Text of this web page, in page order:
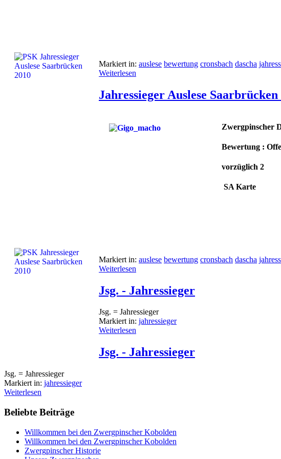
Markiert in: auslese bewertung cronsbach dascha
Weiterlesen
Jahressieger Auslese Saarbrücken
Zwergpinscher
Bewertung :
vorzüglich 2
SA Karte
Markiert in: auslese bewertung cronsbach dascha
Weiterlesen
Jsg. - Jahressieger
Jsg. = Jahressieger
Markiert in: jahressieger
Weiterlesen
Jsg. - Jahressieger
Jsg. = Jahressieger
Markiert in: jahressieger
Weiterlesen
Beliebte Beiträge
Willkommen bei den Zwergpinscher Kobolden
Willkommen bei den Zwergpinscher Kobolden
Zwergpinscher Historie